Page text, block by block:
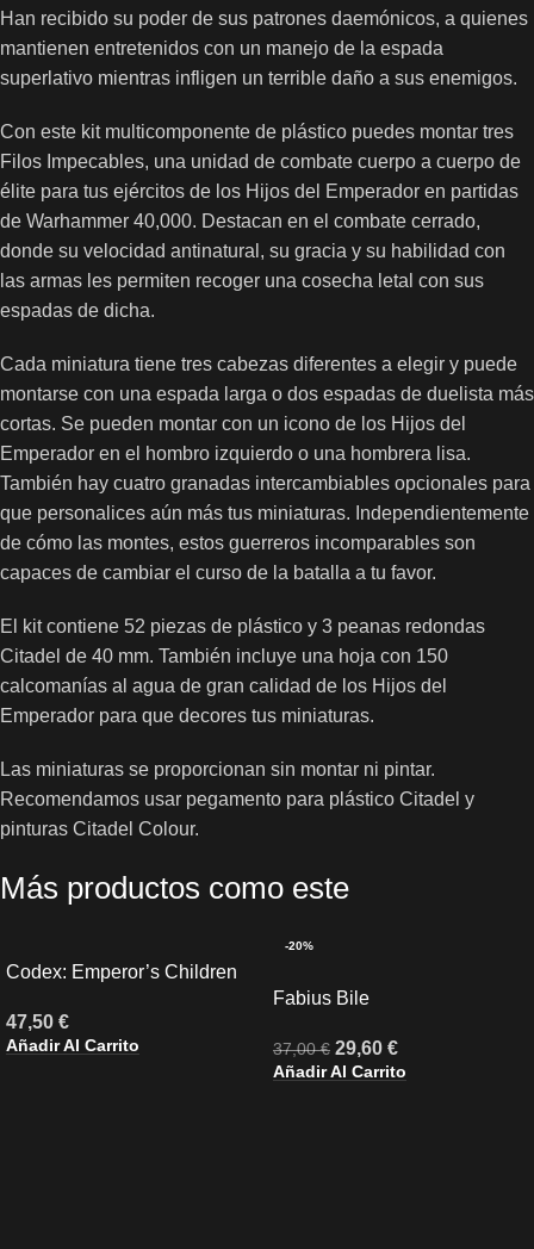
Han recibido su poder de sus patrones daemónicos, a quienes
mantienen entretenidos con un manejo de la espada
superlativo mientras infligen un terrible daño a sus enemigos.
Con este kit multicomponente de plástico puedes montar tres
Filos Impecables, una unidad de combate cuerpo a cuerpo de
élite para tus ejércitos de los Hijos del Emperador en partidas
de Warhammer 40,000. Destacan en el combate cerrado,
donde su velocidad antinatural, su gracia y su habilidad con
las armas les permiten recoger una cosecha letal con sus
espadas de dicha.
Cada miniatura tiene tres cabezas diferentes a elegir y puede
montarse con una espada larga o dos espadas de duelista más
cortas. Se pueden montar con un icono de los Hijos del
Emperador en el hombro izquierdo o una hombrera lisa.
También hay cuatro granadas intercambiables opcionales para
que personalices aún más tus miniaturas. Independientemente
de cómo las montes, estos guerreros incomparables son
capaces de cambiar el curso de la batalla a tu favor.
El kit contiene 52 piezas de plástico y 3 peanas redondas
Citadel de 40 mm. También incluye una hoja con 150
calcomanías al agua de gran calidad de los Hijos del
Emperador para que decores tus miniaturas.
Las miniaturas se proporcionan sin montar ni pintar.
Recomendamos usar pegamento para plástico Citadel y
pinturas Citadel Colour.
Más productos como este
Codex: Emperor’s Children
47,50 €
Añadir Al Carrito
-20%
Fabius Bile
37,00€ 29,60 €
Añadir Al Carrito